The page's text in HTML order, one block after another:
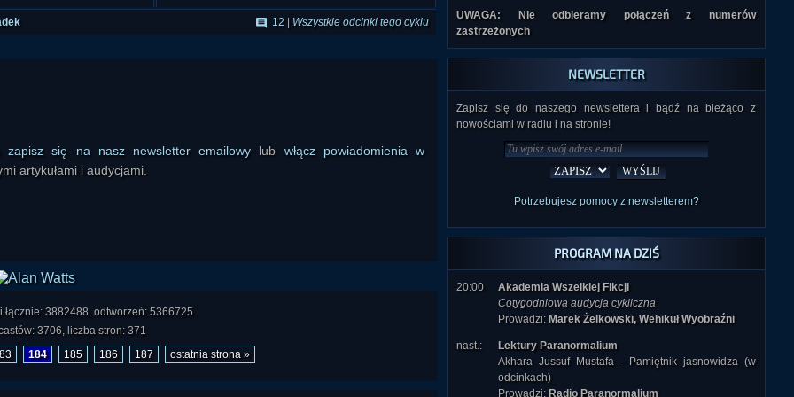
DNA. Czy kosmici
Sitchin i wielu
z ich analiz? Czy
życia Homo sapiens?
niewiele brakowało,
kto woli, reptilianie...
mózg...?
Obcych to
działa tak samo, czy
12 Wszystkie odcinki tego cyklu
zapisz się na nasz newsletter emailowy lub włącz powiadomienia w
artykułami i audycjami.
łącznie: 3882488, odtworzeń: 5366725
3706, liczba stron: 371
184 185 186 187 ostatnia strona »
UWAGA: Nie odbieramy połączeń z numerów
zastrzeżonych
NEWSLETTER
Zapisz się do naszego newslettera i bądź na bieżąco z
nowościami w radiu i na stronie!
Potrzebujesz pomocy z newsletterem?
PROGRAM NA DZIŚ
20:00
Akademia Wszelkiej Fikcji
Cotygodniowa audycja cykliczna
Prowadzi: Marek Żelkowski, Wehikuł Wyobraźni
nast.:
Lektury Paranormalium
Akhara Jussuf Mustafa - Pamiętnik jasnowidza (w
odcinkach)
Prowadzi: Radio Paranormalium